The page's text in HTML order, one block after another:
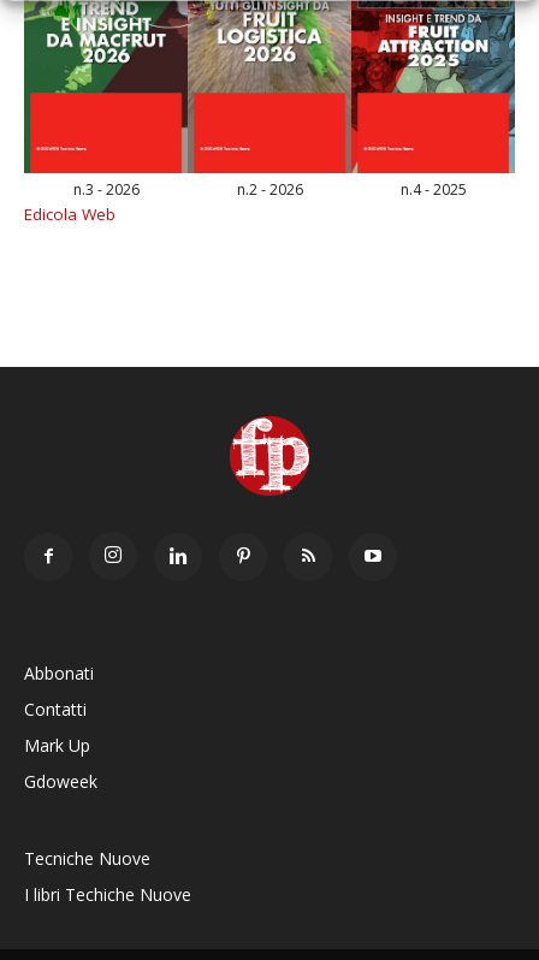
n.3 - 2026 n.2 - 2026 n.4 - 2025
Edicola Web
Abbonati
Contatti
Mark Up
Gdoweek
Tecniche Nuove
I libri Techiche Nuove